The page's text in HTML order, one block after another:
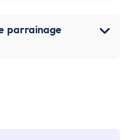
parrainage